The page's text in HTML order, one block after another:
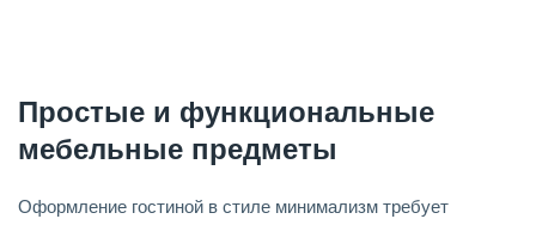
Простые и функциональные
мебельные предметы
Оформление гостиной в стиле минимализм требует